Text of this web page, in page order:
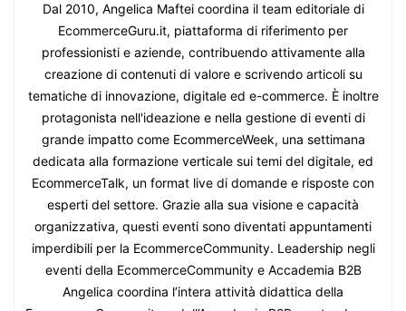
Dal 2010, Angelica Maftei coordina il team editoriale di
EcommerceGuru.it, piattaforma di riferimento per
professionisti e aziende, contribuendo attivamente alla
creazione di contenuti di valore e scrivendo articoli su
tematiche di innovazione, digitale ed e-commerce. È inoltre
protagonista nell'ideazione e nella gestione di eventi di
grande impatto come EcommerceWeek, una settimana
dedicata alla formazione verticale sui temi del digitale, ed
EcommerceTalk, un format live di domande e risposte con
esperti del settore. Grazie alla sua visione e capacità
organizzativa, questi eventi sono diventati appuntamenti
imperdibili per la EcommerceCommunity. Leadership negli
eventi della EcommerceCommunity e Accademia B2B
Angelica coordina l’intera attività didattica della